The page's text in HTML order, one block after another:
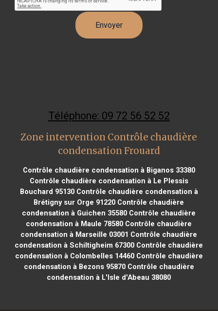
Téléphone: 09 72 56 52 52
Zone intervention Contrôle chaudière
condensation Frouard
Contrôle chaudière condensation à Biganos 33380
Contrôle chaudière condensation à Le Plessis
Bouchard 95130Contrôle chaudière condensation à
Brétigny sur Orge 91220 Contrôle chaudière
condensation à Guichen 35580 Contrôle chaudière
condensation à Maule 78580 Contrôle chaudière
condensation à Marseille 03001 Contrôle chaudière
condensation à Schiltigheim 67300 Contrôle chaudière
condensation à Colombelles 14460Contrôle chaudière
condensation à Bezons 95870Contrôle chaudière
condensation à L'Isle d'Abeau 38080